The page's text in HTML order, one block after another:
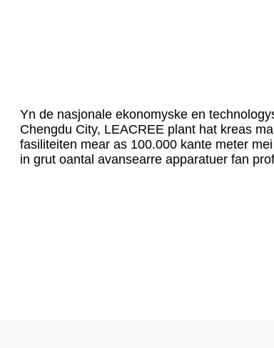
Yn de nasjonale ekonomyske en
Chengdu City, LEACREE plant hat kreas
fasiliteiten mear as 100.000 kante meter
in grut oantal avansearre apparatuer fan